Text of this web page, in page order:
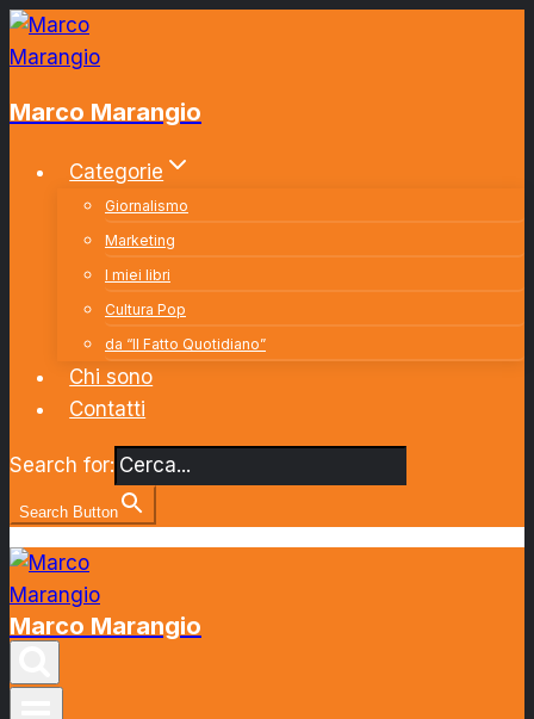
Salta
al
Marco Marangio
Categorie
Giornalismo
Marketing
I miei libri
Cultura Pop
da “Il Fatto Quotidiano”
Chi sono
Contatti
Search for:
Search Button
Marco Marangio